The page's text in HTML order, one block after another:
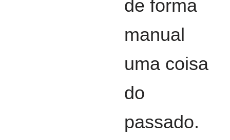
de forma
manual
uma coisa
do
passado.